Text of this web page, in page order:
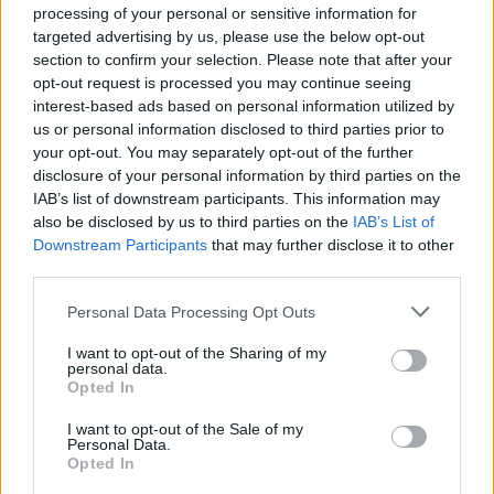
processing of your personal or sensitive information for
targeted advertising by us, please use the below opt-out
section to confirm your selection. Please note that after your
opt-out request is processed you may continue seeing
interest-based ads based on personal information utilized by
us or personal information disclosed to third parties prior to
your opt-out. You may separately opt-out of the further
disclosure of your personal information by third parties on the
IAB’s list of downstream participants. This information may
also be disclosed by us to third parties on the IAB’s List of
Downstream Participants that may further disclose it to other
Personal Data Processing Opt Outs
I want to opt-out of the Sharing of my
personal data.
Opted In
I want to opt-out of the Sale of my
Personal Data.
Opted In
për të manipuluar persona
realë